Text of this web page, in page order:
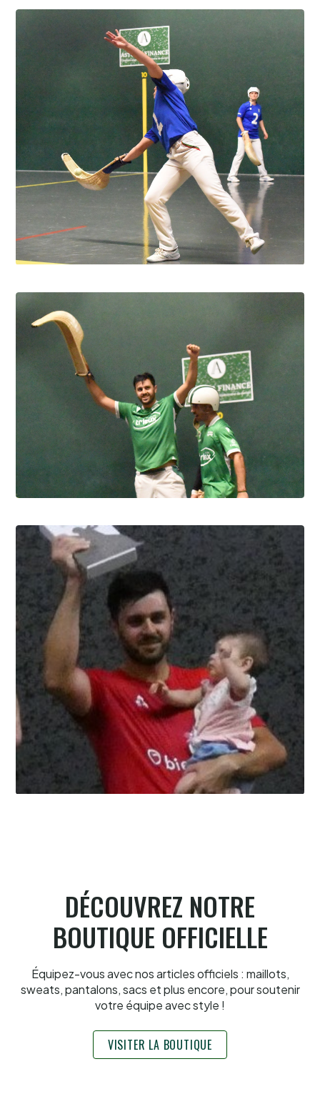
Pau cup féminine la quiñiéla fut franco
française
8.8.2026
Pau cup, Gonzales-Portet oui, mais aux
forceps
8.8.2026
DÉCOUVREZ NOTRE
BOUTIQUE OFFICIELLE
Équipez-vous avec nos articles officiels : maillots,
sweats, pantalons, sacs et plus encore, pour soutenir
votre équipe avec style !
VISITER LA BOUTIQUE